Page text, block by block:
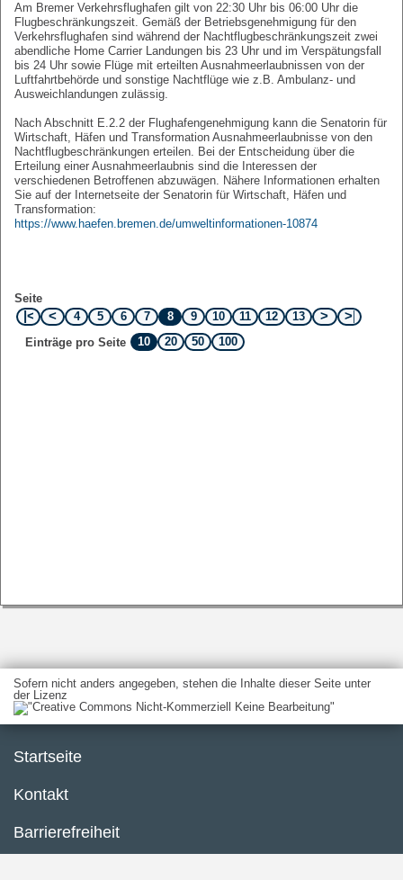
Am Bremer Verkehrsflughafen gilt von 22:30 Uhr bis 06:00 Uhr die
Flugbeschränkungszeit. Gemäß der Betriebsgenehmigung für den
Verkehrsflughafen sind während der Nachtflugbeschränkungszeit zwei
abendliche Home Carrier Landungen bis 23 Uhr und im Verspätungsfall
bis 24 Uhr sowie Flüge mit erteilten Ausnahmeerlaubnissen von der
Luftfahrtbehörde und sonstige Nachtflüge wie z.B. Ambulanz- und
Ausweichlandungen zulässig.
Nach Abschnitt E.2.2 der Flughafengenehmigung kann die Senatorin für
Wirtschaft, Häfen und Transformation Ausnahmeerlaubnisse von den
Nachtflugbeschränkungen erteilen. Bei der Entscheidung über die
Erteilung einer Ausnahmeerlaubnis sind die Interessen der
verschiedenen Betroffenen abzuwägen. Nähere Informationen erhalten
Sie auf der Internetseite der Senatorin für Wirtschaft, Häfen und
Transformation:
https://www.haefen.bremen.de/umweltinformationen-10874
Seite
4
5 6 7 8 9 10 11 12
13
Einträge pro Seite
10 20 50 100
Sofern nicht anders angegeben, stehen die Inhalte dieser Seite unter
der Lizenz
Startseite
Kontakt
Barrierefreiheit